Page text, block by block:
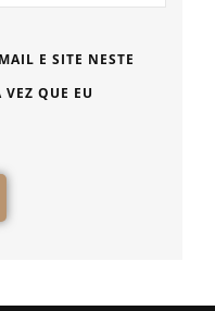
E SITE NESTE
QUE EU